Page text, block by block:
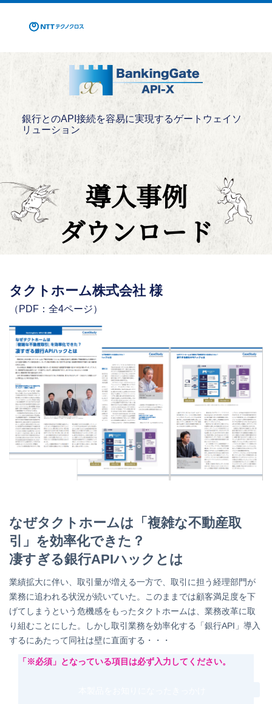
銀行とのAPI接続を容易に実現するゲートウェイソ
リューション
導入事例
ダウンロード
タクトホーム株式会社 様
（PDF：全4ページ）
なぜタクトホームは「複雑な不動産取
引」を効率化できた？
凄すぎる銀行APIハックとは
業績拡大に伴い、取引量が増える一方で、取引に担う経理部門が
業務に追われる状況が続いていた。このままでは顧客満足度を下
げてしまうという危機感をもったタクトホームは、業務改革に取
り組むことにした。しかし取引業務を効率化する「銀行API」導入
するにあたって同社は壁に直面する・・・